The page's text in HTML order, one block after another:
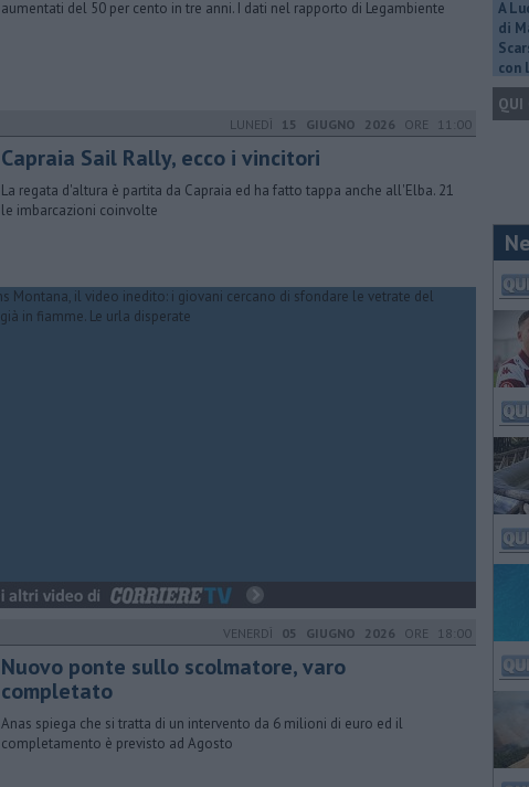
aumentati del 50 per cento in tre anni. I dati nel rapporto di Legambiente
LUNEDÌ 15 GIUGNO 2026 ORE 11:00
Capraia Sail Rally, ecco i vincitori
La regata d'altura è partita da Capraia ed ha fatto tappa anche all'Elba. 21
le imbarcazioni coinvolte
VENERDÌ 05 GIUGNO 2026 ORE 18:00
Nuovo ponte sullo scolmatore, varo
completato
Anas spiega che si tratta di un intervento da 6 milioni di euro ed il
completamento è previsto ad Agosto
A
di
con
QUI